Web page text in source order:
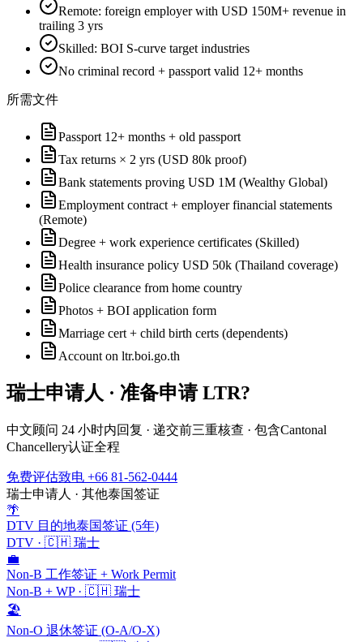
Remote: foreign employer with USD 150M+ revenue in
trailing 3 yrs
Skilled: BOI S-curve target industries
No criminal record + passport valid 12+ months
所需文件
Passport 12+ months + old passport
Tax returns × 2 yrs (USD 80k proof)
Bank statements proving USD 1M (Wealthy Global)
Employment contract + employer financial statements
(Remote)
Degree + work experience certificates (Skilled)
Health insurance policy USD 50k (Thailand coverage)
Police clearance from home country
Photos + BOI application form
Marriage cert + child birth certs (dependents)
Account on ltr.boi.go.th
瑞士申请人 · 准备申请LTR?
中文顾问 24 小时内回复 · 递交前三重核查 · 包含Cantonal
Chancellery认证全程
免费评估致电 +66 81-562-0444
瑞士申请人 · 其他泰国签证
🌴
DTV 目的地泰国签证 (5年)
DTV · 🇨🇭 瑞士
💼
Non-B 工作签证 + Work Permit
Non-B + WP· 🇨🇭 瑞士
🏖️
Non-O 退休签证 (O-A/O-X)